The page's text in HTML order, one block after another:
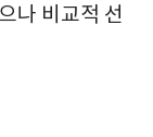
나 비교적 선